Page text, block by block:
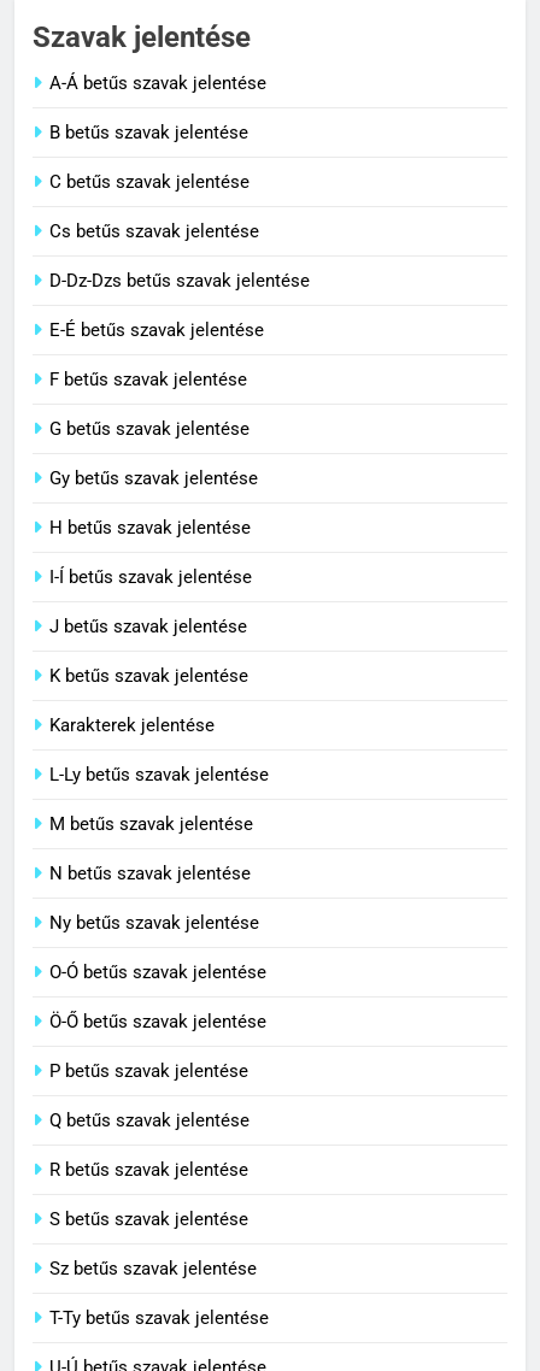
C BETŰS SZAVAK JELENTÉSE
C BETŰS SZAVAK JELENTÉSE
3
Contemporary jelentése
4
Célkitűzés jelentése
5
Centrális jelentése
C BETŰS SZAVAK JELENTÉSE
C BETŰS SZAVAK JELENTÉSE
8
Cenzúra jelentése
Szavak jelentése
A-Á betűs szavak jelentése
B betűs szavak jelentése
C betűs szavak jelentése
Cs betűs szavak jelentése
D-Dz-Dzs betűs szavak jelentése
E-É betűs szavak jelentése
F betűs szavak jelentése
G betűs szavak jelentése
Gy betűs szavak jelentése
H betűs szavak jelentése
I-Í betűs szavak jelentése
J betűs szavak jelentése
K betűs szavak jelentése
Karakterek jelentése
L-Ly betűs szavak jelentése
M betűs szavak jelentése
N betűs szavak jelentése
Ny betűs szavak jelentése
O-Ó betűs szavak jelentése
Ö-Ő betűs szavak jelentése
P betűs szavak jelentése
Q betűs szavak jelentése
R betűs szavak jelentése
S betűs szavak jelentése
Sz betűs szavak jelentése
T-Ty betűs szavak jelentése